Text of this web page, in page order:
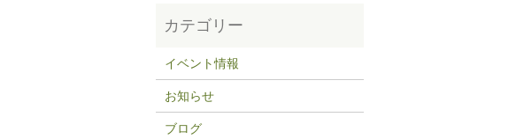
イベント情報
お知らせ
ブログ